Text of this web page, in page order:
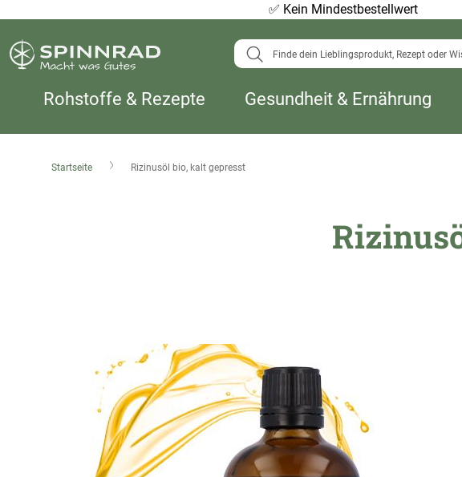
✅ Kein Mindestbestellwert
Suche
Rohstoffe & Rezepte Gesundheit & Ernährung
Startseite Rizinusöl bio, kalt gepresst